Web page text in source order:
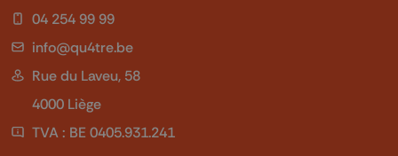
04 254 99 99
info@qu4tre.be
Rue du Laveu, 58
4000 Liège
TVA : BE 0405.931.241